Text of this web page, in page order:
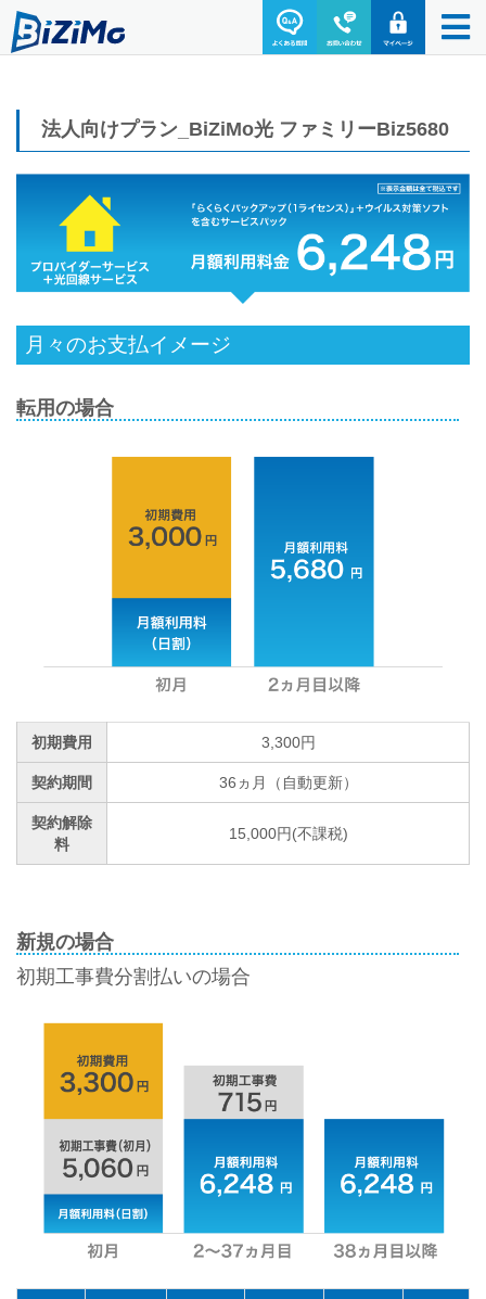
法人向けプラン_BiZiMo光 ファミリーBiz5680
月々のお支払イメージ
転用の場合
初期費用 3,300円
契約期間 36ヵ月（自動更新）
契約解除
料
15,000円(不課税)
新規の場合
初期工事費分割払いの場合